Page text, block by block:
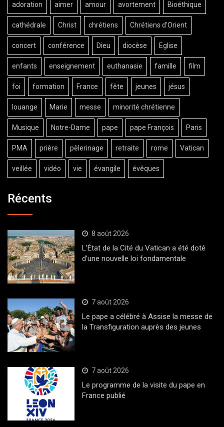
adoration aimer amour avortement Bioéthique
cathédrale Christ chrétiens Chrétiens d'Orient
concert conférence Dieu diocèse Eglise
enfants enseignement euthanasie famille film
foi formation France fête jeunes jésus
louange Marie messe minorité chrétienne
Musique Notre-Dame pape pape François Paris
PMA prière pèlerinage retraite rome Vatican
veillée vidéo vie évangile évêques
Récents
8 août 2026
L’État de la Cité du Vatican a été doté
d’une nouvelle loi fondamentale
7 août 2026
Le pape a célébré à Assise la messe de
la Transfiguration auprès des jeunes
7 août 2026
Le programme de la visite du pape en
France publié